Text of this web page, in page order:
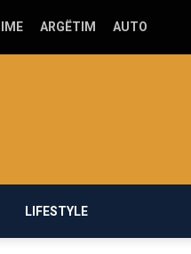
ARGËTIM AUTO
LIFESTYLE